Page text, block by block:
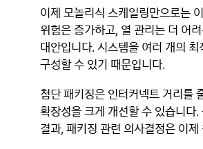
이제 모놀리식 스케일링만으로는
위험은 증가하고, 열 관리는 더 어
대안입니다. 시스템을 여러 개의
구성할 수 있기 때문입니다.
첨단 패키징은 인터커넥트 거리를
확장성을 크게 개선할 수 있습니다
결과, 패키징 관련 의사결정은 이